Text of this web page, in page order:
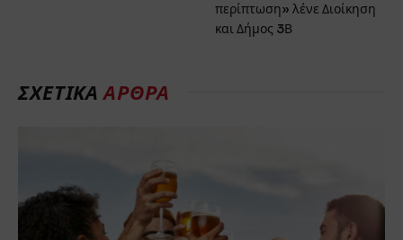
περίπτωση» λένε Διοίκηση
και Δήμος 3Β
ΣΧΕΤΙΚΑΑΡΘΡΑ